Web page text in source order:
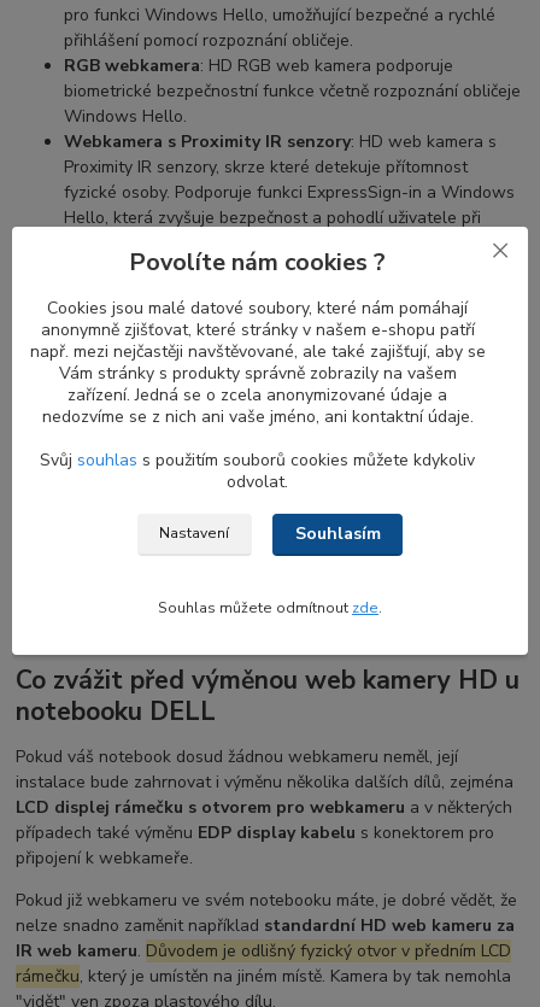
pro funkci Windows Hello, umožňující bezpečné a rychlé
přihlášení pomocí rozpoznání obličeje.
RGB webkamera: HD RGB web kamera podporuje
biometrické bezpečnostní funkce včetně rozpoznání obličeje
Windows Hello.
Webkamera s Proximity IR senzory: HD web kamera s
Proximity IR senzory, skrze které detekuje přítomnost
fyzické osoby. Podporuje funkci ExpressSign-in a Windows
Hello, která zvyšuje bezpečnost a pohodlí uživatele při
(Intel® Context Sensing Technology).
Výhody proximity senzorů u Infrared IR
web kamery
senzoru a IR kameryje ideální kombinací pro zvýšení bezpečnosti
a pohodlí. Když se vzdálíte od notebooku, obrazovka se vypne a
jakmile se vrátíte, obrazovka se zapne aIR kamera
váš obličej pro přihlášení.Proximity senzorbez
je stále užitečný pro automatické zamykání vašeho notebooku,
Co zvážit před výměnou web kamery HD u
notebooku DELL
Pokud váš notebook dosud žádnou webkameru neměl, její
instalace bude zahrnovat i výměnu několika dalších dílů, zejména
LCD displej rámečku s otvorem pro webkameru a v některých
případech také výměnu EDP display kabelu s konektorem pro
připojení k webkameře.
Pokud již webkameru ve svém notebooku máte, je dobré vědět, že
nelze snadno zaměnit například standardní HD web kameru za
IR web kameru. Důvodem je odlišný fyzický otvor v předním LCD
rámečku, který je umístěn na jiném místě. Kamera by tak nemohla
"vidět" ven zpoza plastového dílu.
Povolíte nám cookies ?
Cookies jsou malé datové soubory, které nám pomáhají
anonymně zjišťovat, které stránky v našem e-shopu patří
např. mezi nejčastěji navštěvované, ale také zajišťují, aby se
Vám stránky s produkty správně zobrazily na vašem
zařízení. Jedná se o zcela anonymizované údaje a
nedozvíme se z nich ani vaše jméno, ani kontaktní údaje.
Svůj souhlas s použitím souborů cookies můžete kdykoliv
odvolat.
Nastavení Souhlasím
Souhlas můžete odmítnout zde.